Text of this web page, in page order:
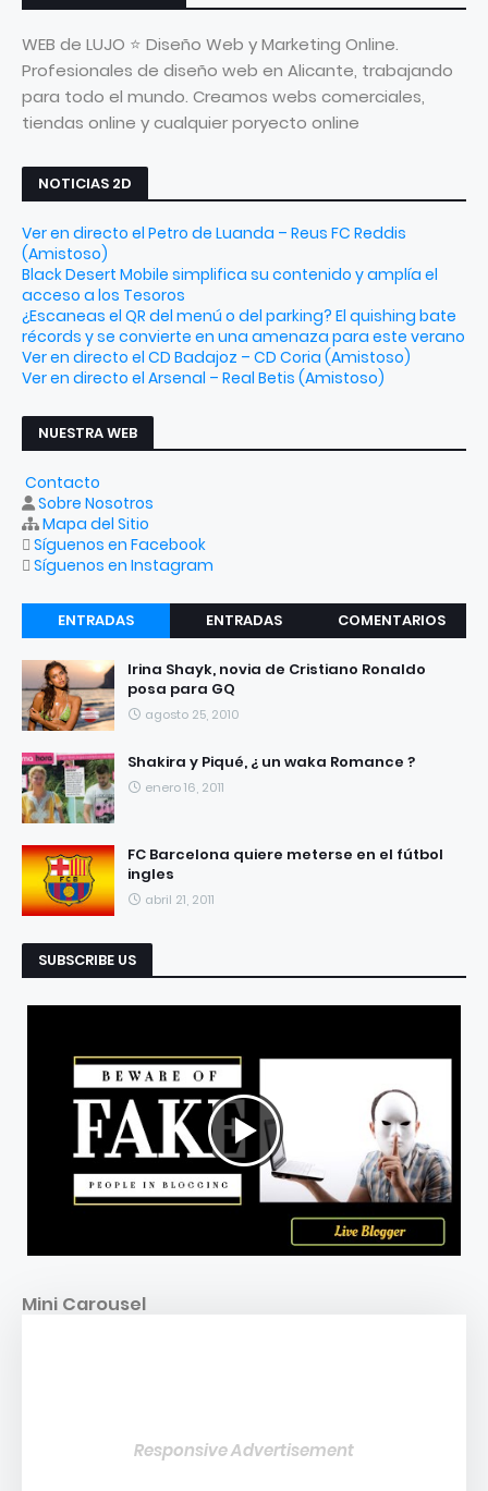
WEB de LUJO ⭐ Diseño Web y Marketing Online.
Profesionales de diseño web en Alicante, trabajando
para todo el mundo. Creamos webs comerciales,
tiendas online y cualquier poryecto online
NOTICIAS 2D
Ver en directo el Petro de Luanda – Reus FC Reddis
(Amistoso)
Black Desert Mobile simplifica su contenido y amplía el
acceso a los Tesoros
¿Escaneas el QR del menú o del parking? El quishing bate
récords y se convierte en una amenaza para este verano
Ver en directo el CD Badajoz – CD Coria (Amistoso)
Ver en directo el Arsenal – Real Betis (Amistoso)
NUESTRA WEB
Contacto
Sobre Nosotros
Mapa del Sitio
Síguenos en Facebook
Síguenos en Instagram
ENTRADAS
RECIENTES
ENTRADAS
COMENTARIOS
Irina Shayk, novia de Cristiano Ronaldo
posa para GQ
agosto 25, 2010
Shakira y Piqué, ¿ un waka Romance ?
enero 16, 2011
FC Barcelona quiere meterse en el fútbol
ingles
abril 21, 2011
SUBSCRIBE US
Mini Carousel
Responsive Advertisement